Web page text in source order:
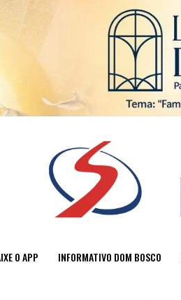
O APP INFORMATIVO DOM BOSCO